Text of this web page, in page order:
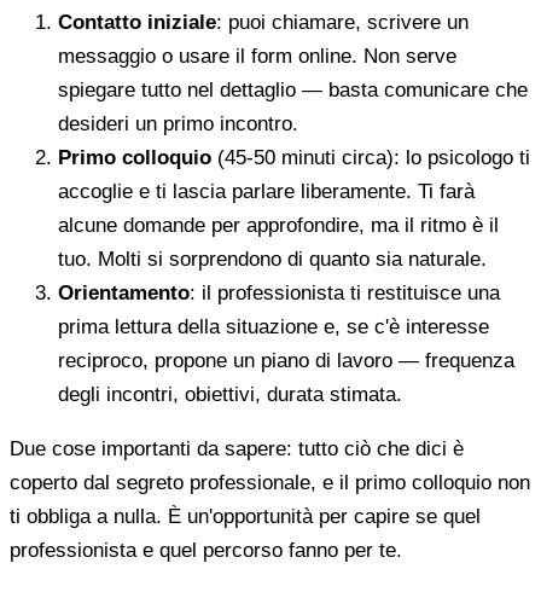
Contatto iniziale: puoi chiamare, scrivere un
messaggio o usare il form online. Non serve
spiegare tutto nel dettaglio — basta comunicare che
desideri un primo incontro.
Primo colloquio (45-50 minuti circa): lo psicologo ti
accoglie e ti lascia parlare liberamente. Ti farà
alcune domande per approfondire, ma il ritmo è il
tuo. Molti si sorprendono di quanto sia naturale.
Orientamento: il professionista ti restituisce una
prima lettura della situazione e, se c'è interesse
reciproco, propone un piano di lavoro — frequenza
degli incontri, obiettivi, durata stimata.
Due cose importanti da sapere: tutto ciò che dici è
coperto dal segreto professionale, e il primo colloquio non
ti obbliga a nulla. È un'opportunità per capire se quel
professionista e quel percorso fanno per te.